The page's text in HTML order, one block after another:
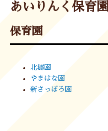
あいりんく保育園
保育園
北郷園
やまはな園
新さっぽろ園